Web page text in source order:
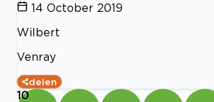
14 October 2019
Wilbert
Venray
delen
10